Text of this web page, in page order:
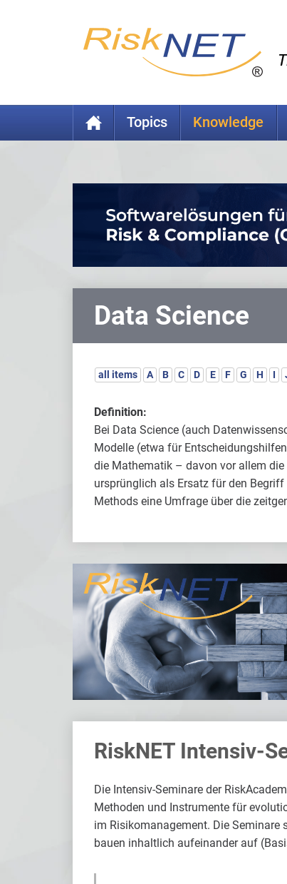
Topics Knowledge
Data Science
all items A B C D E F G H I
Definition:
Bei Data Science (auch
Modelle (etwa für
die Mathematik – davon vor allem
ursprünglich als Ersatz für den
Methods eine Umfrage über die
RiskNET Intensiv-
Die Intensiv-Seminare der
Methoden und Instrumente für
im Risikomanagement. Die
bauen inhaltlich aufeinander auf